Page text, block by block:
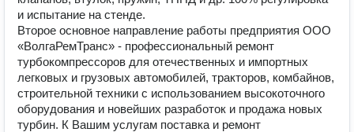
и испытание на стенде.
Второе основное направление работы предприятия ООО
«ВолгаРемТранс» - профессиональный ремонт
турбокомпрессоров для отечественных и импортных
легковых и грузовых автомобилей, тракторов, комбайнов,
строительной техники с использованием высокоточного
оборудования и новейших разработок и продажа новых
турбин. К Вашим услугам поставка и ремонт